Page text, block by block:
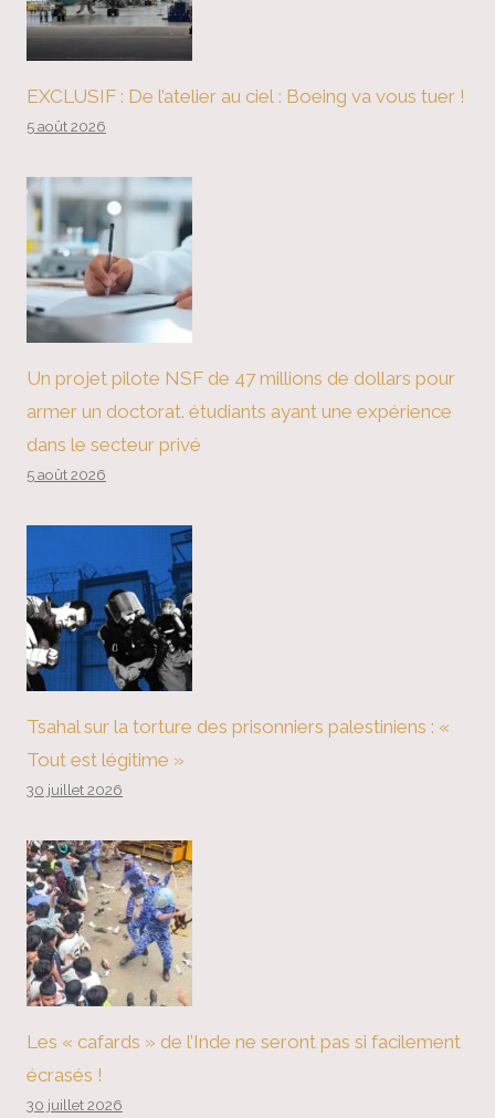
EXCLUSIF : De l’atelier au ciel : Boeing va vous tuer !
5 août 2026
Un projet pilote NSF de 47 millions de dollars pour
armer un doctorat. étudiants ayant une expérience
dans le secteur privé
5 août 2026
Tsahal sur la torture des prisonniers palestiniens : «
Tout est légitime »
30 juillet 2026
Les « cafards » de l’Inde ne seront pas si facilement
écrasés !
30 juillet 2026